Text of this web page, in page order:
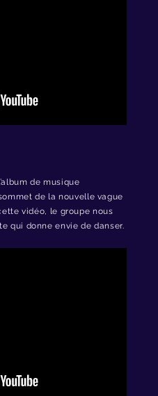
de musique
de la nouvelle vague
vidéo, le groupe nous
qui donne envie de danser.